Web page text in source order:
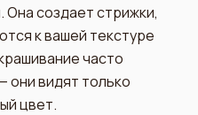
создает стрижки,
к вашей текстуре
часто
видят только
цвет.